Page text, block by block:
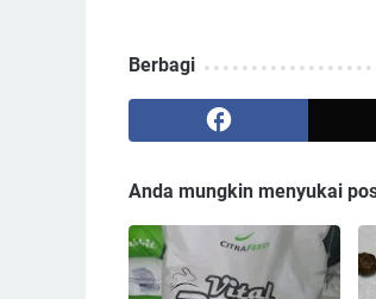
Berbagi
Anda mungkin menyukai